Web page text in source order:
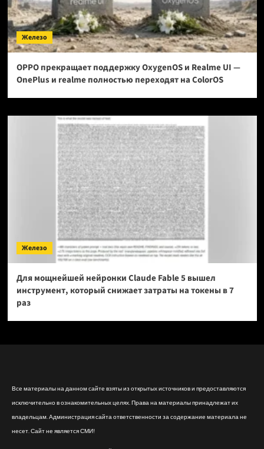
Железо
OPPO прекращает поддержку OxygenOS и Realme UI —
OnePlus и realme полностью переходят на ColorOS
Железо
Для мощнейшей нейронки Claude Fable 5 вышел
инструмент, который снижает затраты на токены в 7
раз
Все материалы на данном сайте взяты из открытых источников и предоставляются
исключительно в ознакомительных целях. Права на материалы принадлежат их
владельцам. Администрация сайта ответственности за содержание материала не
несет. Сайт не является СМИ!